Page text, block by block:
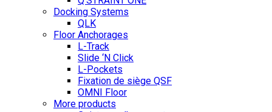
Docking Systems
QLK
Floor Anchorages
L-Track
Slide ‘N Click
L-Pockets
Fixation de siège QSF
OMNI Floor
More products